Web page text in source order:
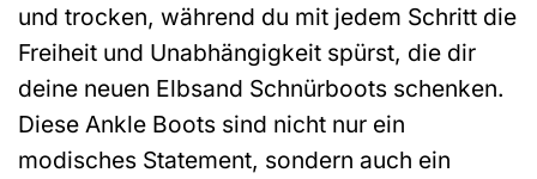
und trocken, während du mit jedem Schritt die
Freiheit und Unabhängigkeit spürst, die dir
deine neuen Elbsand Schnürboots schenken.
Diese Ankle Boots sind nicht nur ein
modisches Statement, sondern auch ein